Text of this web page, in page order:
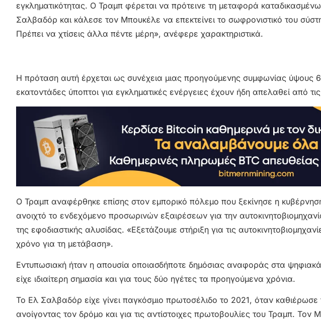
εγκληματικότητας. Ο Τραμπ φέρεται να πρότεινε τη μεταφορά
Σαλβαδόρ και κάλεσε τον Μπουκέλε να επεκτείνει το σωφρονιστικό του
Πρέπει να χτίσεις άλλα πέντε μέρη», ανέφερε χαρακτηριστικά.
Η πρόταση αυτή έρχεται ως συνέχεια μιας προηγούμενης συμφωνίας ύψους
εκατοντάδες ύποπτοι για εγκληματικές ενέργειες έχουν ήδη απελαθεί από
Ο Τραμπ αναφέρθηκε επίσης στον εμπορικό πόλεμο που ξεκίνησε η
ανοιχτό το ενδεχόμενο προσωρινών εξαιρέσεων για την
της εφοδιαστικής αλυσίδας. «Εξετάζουμε στήριξη για τις
χρόνο για τη μετάβαση».
Εντυπωσιακή ήταν η απουσία οποιασδήποτε δημόσιας αναφοράς στα
είχε ιδιαίτερη σημασία και για τους δύο ηγέτες τα προηγούμενα χρόνια.
Το Ελ Σαλβαδόρ είχε γίνει παγκόσμιο πρωτοσέλιδο το 2021, όταν
ανοίγοντας τον δρόμο και για τις αντίστοιχες πρωτοβουλίες του Τραμπ.